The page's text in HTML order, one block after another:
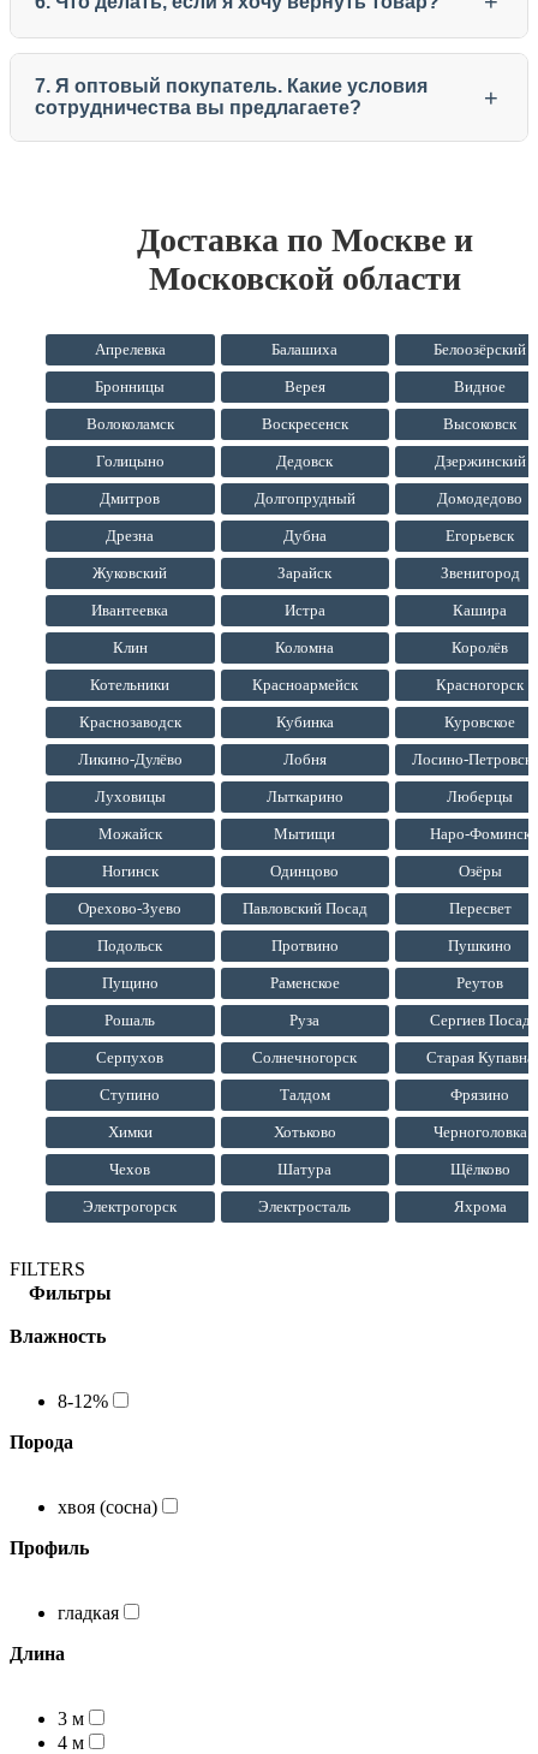
7. Я оптовый покупатель. Какие условия
сотрудничества вы предлагаете?
+
Доставка по Москве и
Московской области
Апрелевка Балашиха Белоозёрский
Бронницы Верея Видное
Волоколамск Воскресенск Высоковск
Голицыно Дедовск Дзержинский
Дмитров Долгопрудный Домодедово
Дрезна Дубна Егорьевск
Жуковский Зарайск Звенигород
Ивантеевка Истра Кашира
Клин Коломна Королёв
Котельники Красноармейск Красногорск
Краснозаводск Кубинка Куровское
Ликино-Дулёво Лобня Лосино-
Луховицы Лыткарино Люберцы
Можайск Мытищи Наро-Фоминск
Ногинск Одинцово Озёры
Орехово-Зуево Павловский Посад Пересвет
Подольск Протвино Пушкино
Пущино Раменское Реутов
Рошаль Руза Сергиев Посад
Серпухов Солнечногорск Старая Купавна
Ступино Талдом Фрязино
Химки Хотьково Черноголовка
Чехов Шатура Щёлково
Электрогорск Электросталь Яхрома
FILTERS
Фильтры
Влажность
8-12%
Порода
хвоя (сосна)
Профиль
гладкая
Длина
3 м
4 м